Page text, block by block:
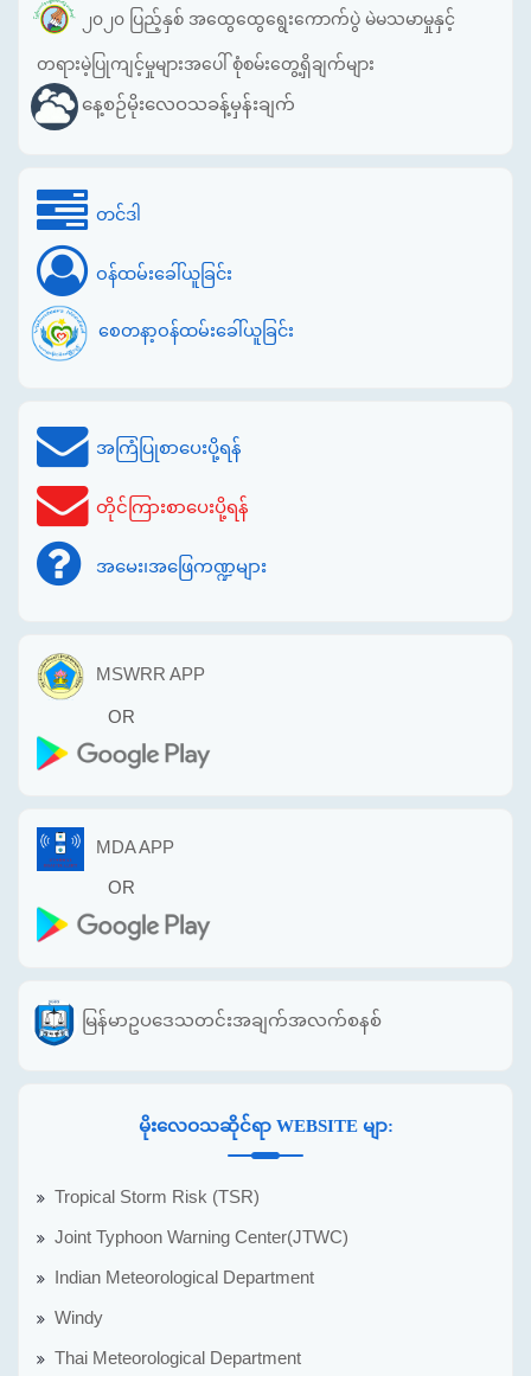
၂၀၂၀ ပြည့်နှစ် အထွေထွေရွေးကောက်ပွဲ မဲမသမာမှုနှင့်
တရားမဲ့ပြုကျင့်မှုများအပေါ် စုံစမ်းတွေ့ရှိချက်များ
နေ့စဉ်မိုးလေဝသခန့်မှန်းချက်
တင်ဒါ
ဝန်ထမ်းခေါ်ယူခြင်း
စေတနာ့ဝန်ထမ်းခေါ်ယူခြင်း
အကြံပြုစာပေးပို့ရန်
တိုင်ကြားစာပေးပို့ရန်
အမေး၊အဖြေကဏ္ဍများ
MSWRR APP
OR
MDA APP
OR
မြန်မာဥပဒေသတင်းအချက်အလက်စနစ်
မိုးလေဝသဆိုင်ရာ WEBSITE မျာ:
Tropical Storm Risk (TSR)
Joint Typhoon Warning Center(JTWC)
Indian Meteorological Department
Windy
Thai Meteorological Department